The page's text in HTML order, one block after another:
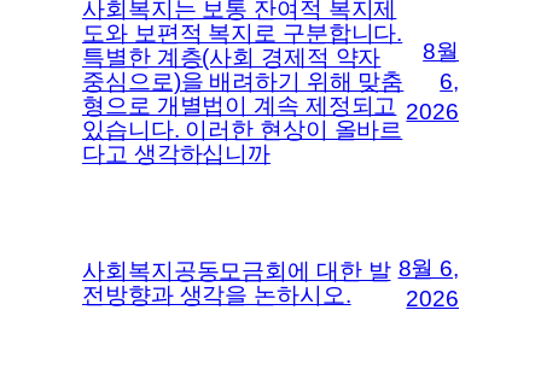
사회복지는 보통 잔여적 복지제
도와 보편적 복지로 구분합니다.
특별한 계층(사회 경제적 약자
중심으로)을 배려하기 위해 맞춤
형으로 개별법이 계속 제정되고
있습니다. 이러한 현상이 올바르
다고 생각하십니까
8월
6,
2026
사회복지공동모금회에 대한 발
전방향과 생각을 논하시오.
8월 6,
2026